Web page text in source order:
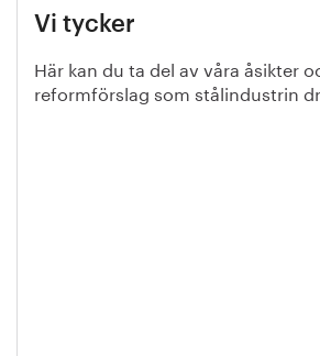
Vi tycker
Här kan du ta del av våra åsikter
reformförslag som stålindustrin